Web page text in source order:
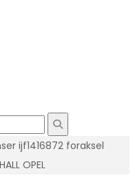
ijf1416872 foraksel
OPEL